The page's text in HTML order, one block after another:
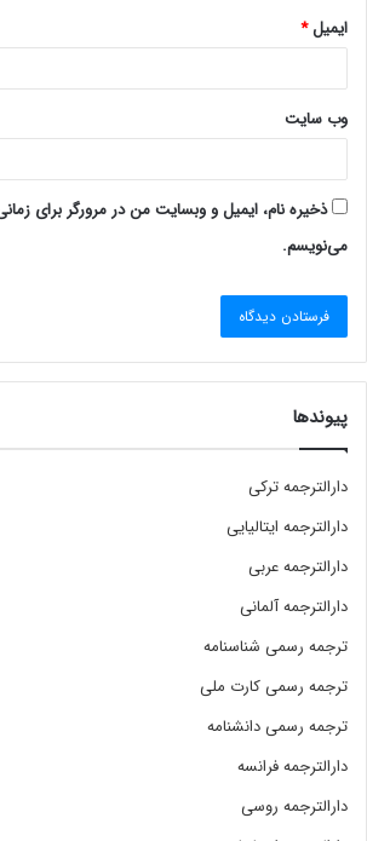
ایمیل*
وب‌ سایت
ذخیره نام، ایمیل و وبسایت من در مرورگر برای
می‌نویسم.
پیوندها
دارالترجمه ترکی
دارالترجمه ایتالیایی
دارالترجمه عربی
دارالترجمه آلمانی
ترجمه رسمی شناسنامه
ترجمه رسمی کارت ملی
ترجمه رسمی دانشنامه
دارالترجمه فرانسه
دارالترجمه روسی